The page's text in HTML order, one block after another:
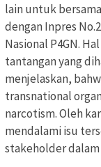
lain untuk
dengan Inpres
Nasional P4GN.
tantangan yang
menjelaskan,
transnational
narcotism. Oleh
mendalami isu
stakeholder dalam